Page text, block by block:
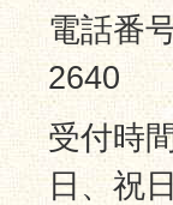
電話番
2640
受付時
日、祝日